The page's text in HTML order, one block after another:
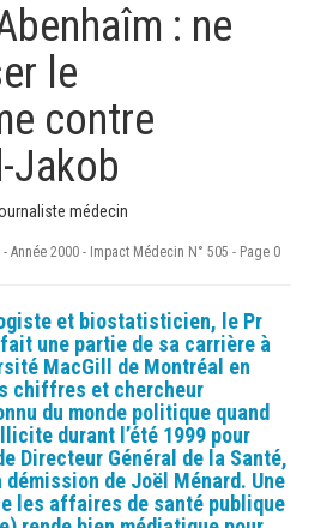
: ne
le
contre
Jakob
médecin
- Année 2000 - Impact Médecin N° 505 - Page 0
et biostatisticien, le Pr
une partie de sa carrière à
MacGill de Montréal en
chiffres et chercheur
du monde politique quand
durant l’été 1999 pour
Directeur Général de la Santé,
de Joël Ménard. Une
les affaires de santé publique